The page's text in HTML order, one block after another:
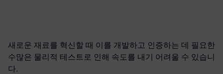
새로운 재료를 혁신할 때 이를 개발하고 인증하는 데 필요한
수많은 물리적 테스트로 인해 속도를 내기 어려울 수 있습니
다.